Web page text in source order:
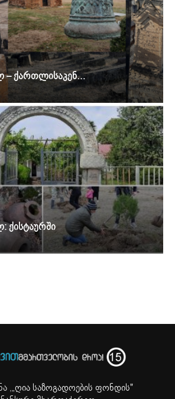
ქართლისაკენ…
,„ღია საზოგადოების ფონდის"